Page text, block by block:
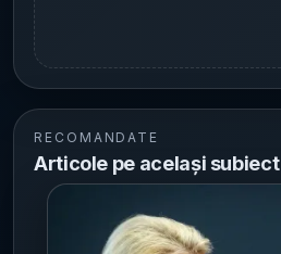
RECOMANDATE
Articole pe același subiect